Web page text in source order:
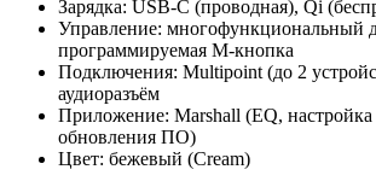
Зарядка: USB‑C (проводная), Qi
Управление: многофункциональный
программируемая M‑кнопка
Подключения: Multipoint (до 2
аудиоразъём
Приложение: Marshall (EQ,
обновления ПО)
Цвет: бежевый (Cream)